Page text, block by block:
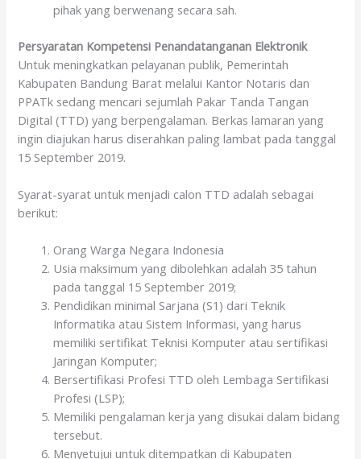
pihak yang berwenang secara sah.
Persyaratan Kompetensi Penandatanganan Elektronik
Untuk meningkatkan pelayanan publik, Pemerintah
Kabupaten Bandung Barat melalui Kantor Notaris dan
PPATk sedang mencari sejumlah Pakar Tanda Tangan
Digital (TTD) yang berpengalaman. Berkas lamaran yang
ingin diajukan harus diserahkan paling lambat pada tanggal
15 September 2019.
Syarat-syarat untuk menjadi calon TTD adalah sebagai
berikut:
Orang Warga Negara Indonesia
Usia maksimum yang dibolehkan adalah 35 tahun
pada tanggal 15 September 2019;
Pendidikan minimal Sarjana (S1) dari Teknik
Informatika atau Sistem Informasi, yang harus
memiliki sertifikat Teknisi Komputer atau sertifikasi
Jaringan Komputer;
Bersertifikasi Profesi TTD oleh Lembaga Sertifikasi
Profesi (LSP);
Memiliki pengalaman kerja yang disukai dalam bidang
tersebut.
Menyetujui untuk ditempatkan di Kabupaten